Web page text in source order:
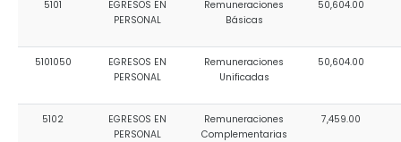
Convocatorias
GESTIÓN ADMINISTRATIVA
Plan Anual Contratación - PAC
5101
EGRESOS EN
PERSONAL
Remuneraciones
Básicas
50,604.00
5101050
EGRESOS EN
PERSONAL
Remuneraciones
Unificadas
50,604.00
5102
EGRESOS EN
PERSONAL
Remuneraciones
Complementarias
7,459.00